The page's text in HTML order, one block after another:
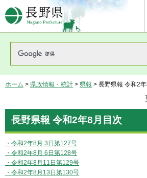
長野県Nagano Prefecture
ホーム > 県政情報・統計 > 県報 > 長野県報 令和2
長野県報 令和2年8月目次
・令和2年8月 3日第127号
・令和2年8月 6日第128号
・令和2年8月11日第129号
・令和2年8月13日第130号